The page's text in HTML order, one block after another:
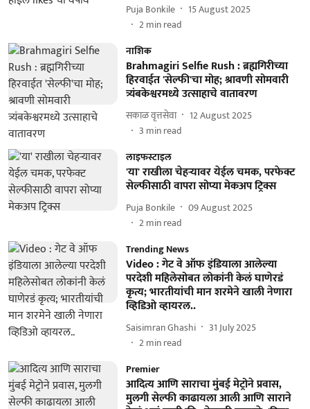
Puja Bonkile
15 August 2025
2min read
नाशिक
Brahmagiri Selfie Rush : ब्रह्मगिरीच्या
हिरवाईत 'सेल्फी'चा मोह; श्रावणी सोमवारी
त्र्यंबकेश्वरमध्ये उत्साहाचे वातावरण
सकाळ वृत्तसेवा
12 August 2025
3 min read
लाइफस्टाइल
'या' राखीला चेहऱ्यावर येईल चमक, परफेक्ट
सेल्फीसाठी वापरा सोप्या मेकअप ट्रिक्स
Puja Bonkile
09 August 2025
2min read
Trending News
Video : गेट वे ऑफ इंडियाला आलेल्या
परदेशी महिलेसोबत लोकांनी केलं घाणेरडं
कृत्य; भारतीयांची मान शरमेने खाली नेणारा
व्हिडिओ व्हायरल..
Saisimran Ghashi
31 July 2025
2min read
Premier
आदित्य आणि साराचा मुंबई मेट्रोने प्रवास,
मुलगी सेल्फी काढायला आली आणि साराने